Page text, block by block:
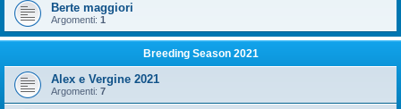
Berte maggiori
Argomenti: 1
Breeding Season 2021
Alex e Vergine 2021
Argomenti: 7